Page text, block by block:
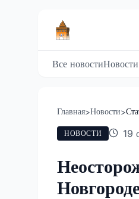
Все новости
Главная>Новости>
НОВОСТИ 19